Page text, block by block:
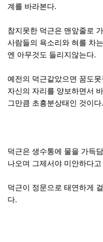
계를 바라본다.
참지못한 덕근은 맨앞줄로
사람들의 욕소리와 혀를 차
엔 아무것도 들리지않는다.
예전의 덕근같았으면 꿈도
자신의 자리를 양보하면서
그만큼 초흥분상태인 것이다.
덕근은 생수통에 물을 가득
나오며 그제서야 미안하다
덕근이 정문으로 태연하게
다.